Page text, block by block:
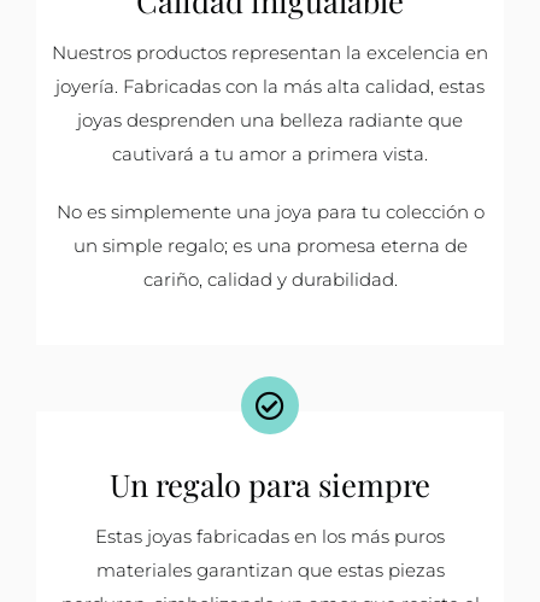
Nuestros productos representan la excelencia en
joyería. Fabricadas con la más alta calidad, estas
joyas desprenden una belleza radiante que
cautivará a tu amor a primera vista.
No es simplemente una joya para tu colección o
un simple regalo; es una promesa eterna de
cariño, calidad y durabilidad.
Un regalo para siempre
Estas joyas fabricadas en los más puros
materiales garantizan que estas piezas